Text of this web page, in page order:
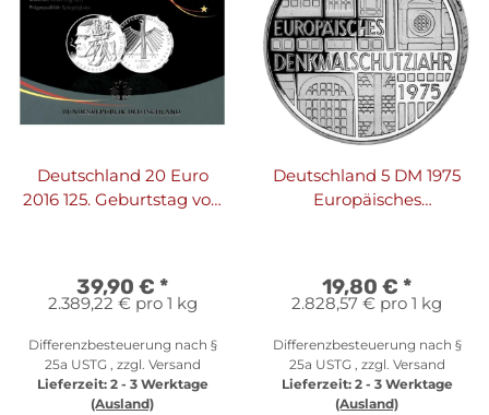
Deutschland 20 Euro
2016 125. Geburtstag von
39,90 € *
2.389,22 € pro 1 kg
Differenzbesteuerung nach §
25a USTG , zzgl. Versand
Lieferzeit: 2 - 3 Werktage
(Ausland)
Deutschland 5 DM 1975
Europäisches
19,80 € *
2.828,57 € pro 1 kg
Differenzbesteuerung nach §
25a USTG , zzgl. Versand
Lieferzeit: 2 - 3 Werktage
(Ausland)